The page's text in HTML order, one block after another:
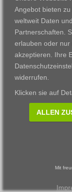
Kontakt
Download
Impressum
© 2002 - 2026
Angebot bieten
weltweit Daten
Partnerschaften.
erlauben oder
akzeptieren. Ihre
widerrufen.
Klicken sie auf
ALLEN
Mit